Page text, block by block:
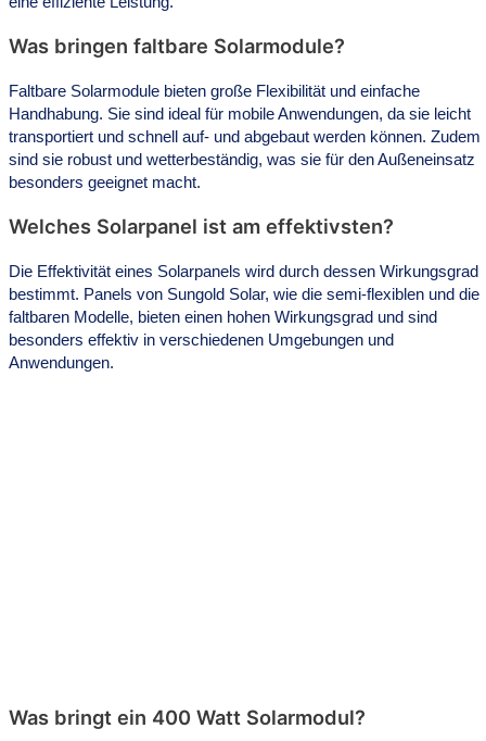
Was bringen faltbare Solarmodule?
Faltbare Solarmodule bieten große Flexibilität und einfache
Handhabung. Sie sind ideal für mobile Anwendungen, da sie leicht
transportiert und schnell auf- und abgebaut werden können. Zudem
sind sie robust und wetterbeständig, was sie für den Außeneinsatz
besonders geeignet macht.
Welches Solarpanel ist am effektivsten?
Die Effektivität eines Solarpanels wird durch dessen Wirkungsgrad
bestimmt. Panels von Sungold Solar, wie die semi-flexiblen und die
faltbaren Modelle, bieten einen hohen Wirkungsgrad und sind
besonders effektiv in verschiedenen Umgebungen und
Anwendungen.
Was bringt ein 400 Watt Solarmodul?